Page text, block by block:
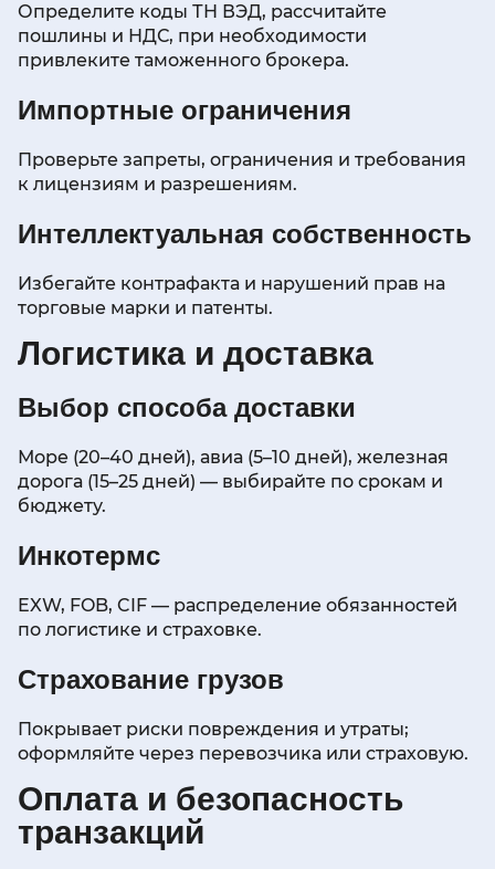
Определите коды ТН ВЭД, рассчитайте
пошлины и НДС, при необходимости
привлеките таможенного брокера.
Импортные ограничения
Проверьте запреты, ограничения и требования
к лицензиям и разрешениям.
Интеллектуальная собственность
Избегайте контрафакта и нарушений прав на
торговые марки и патенты.
Логистика и доставка
Выбор способа доставки
Море (20–40 дней), авиа (5–10 дней), железная
дорога (15–25 дней) — выбирайте по срокам и
бюджету.
Инкотермс
EXW, FOB, CIF — распределение обязанностей
по логистике и страховке.
Страхование грузов
Покрывает риски повреждения и утраты;
оформляйте через перевозчика или страховую.
Оплата и безопасность
транзакций